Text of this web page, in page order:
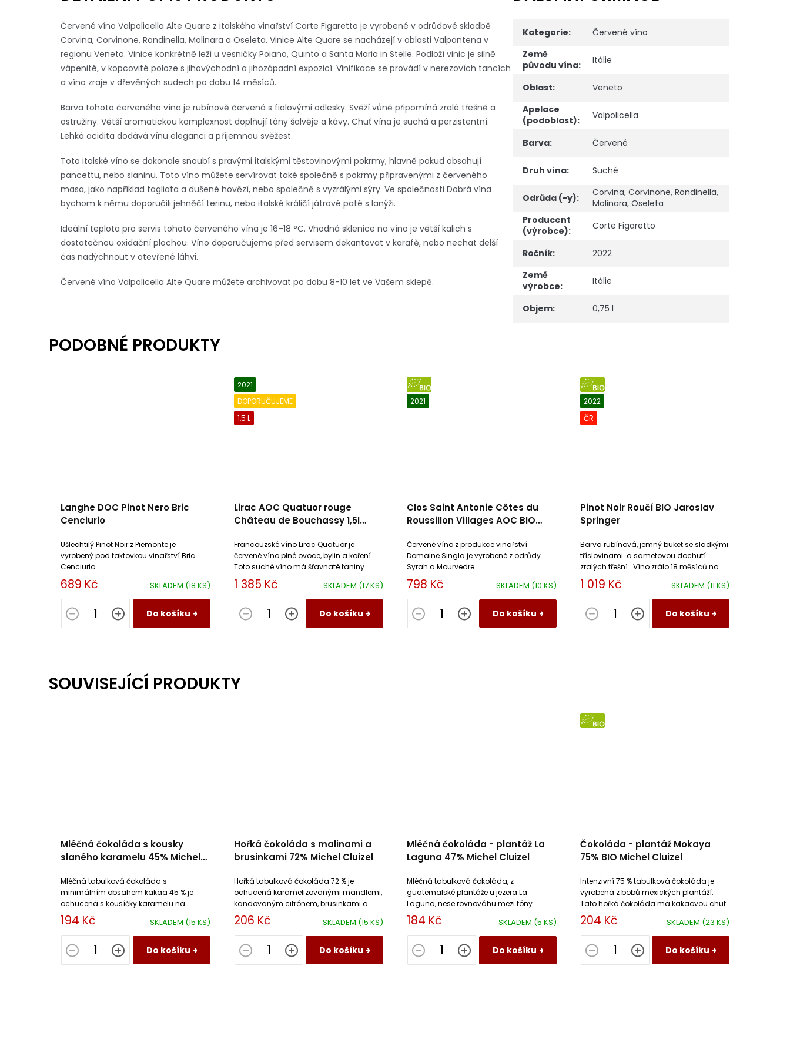
Červené víno Valpolicella Alte Quare z italského vinařství Corte Figaretto je vyrobené v odrůdové skladbě
Corvina, Corvinone, Rondinella, Molinara a Oseleta. Vinice Alte Quare se nacházejí v oblasti Valpantena v
regionu Veneto. Vinice konkrétně leží u vesničky Poiano, Quinto a Santa Maria in Stelle. Podloží vinic je silně
vápenité, v kopcovité poloze s jihovýchodní a jihozápadní expozicí. Vinifikace se provádí v nerezovích tancích
a víno zraje v dřevěných sudech po dobu 14 měsíců.
Barva tohoto červeného vína je rubínově červená s fialovými odlesky. Svěží vůně připomíná zralé třešně a
ostružiny. Větší aromatickou komplexnost doplňují tóny šalvěje a kávy. Chuť vína je suchá a perzistentní.
Lehká acidita dodává vínu eleganci a příjemnou svěžest.
Toto italské víno se dokonale snoubí s pravými italskými těstovinovými pokrmy, hlavně pokud obsahují
pancettu, nebo slaninu. Toto víno můžete servírovat také společně s pokrmy připravenými z červeného
masa, jako například tagliata a dušené hovězí, nebo společně s vyzrálými sýry. Ve společnosti Dobrá vína
bychom k němu doporučili jehněčí terinu, nebo italské králičí játrové paté s lanýži.
Ideální teplota pro servis tohoto červeného vína je 16–18 °C. Vhodná sklenice na víno je větší kalich s
dostatečnou oxidační plochou. Víno doporučujeme před servisem dekantovat v karafě, nebo nechat delší
čas nadýchnout v otevřené láhvi.
Červené víno Valpolicella Alte Quare můžete archivovat po dobu 8-10 let ve Vašem sklepě.
Kategorie:
Červené víno
Země
původu vína: Itálie
Oblast:
Veneto
Apelace
(podoblast): Valpolicella
Barva: Červené
Druh vína: Suché
Odrůda (-y): Corvina, Corvinone, Rondinella,
Molinara, Oseleta
Producent
(výrobce): Corte Figaretto
Ročník:
2022
Země
výrobce: Itálie
Objem: 0,75 l
Langhe DOC Pinot Nero Bric
Cenciurio
SKLADEM (18 KS)
689 Kč
Do košíku
Ušlechtilý Pinot Noir z Piemonte je
vyrobený pod taktovkou vinařství Bric
Cenciurio.
2021
DOPORUČUJEME
1,5 L
Lirac AOC Quatuor rouge
Château de Bouchassy 1,5l
SKLADEM (17 KS)
1 385 Kč
Do košíku
Francouzské víno Lirac Quatuor je
červené víno plné ovoce, bylin a koření.
Toto suché víno má šťavnaté taniny
doprovázené lanýžovou dochutí
v závěru.
BIO
2021
Clos Saint Antonie Côtes du
Roussillon Villages AOC BIO
SKLADEM (10 KS)
798 Kč
Do košíku
Červené víno z produkce vinařství
Domaine Singla je vyrobené z odrůdy
Syrah a Mourvedre.
BIO
2022
ČR
Pinot Noir Roučí BIO Jaroslav
Springer
SKLADEM (11 KS)
1 019 Kč
Do košíku
Barva rubínová, jemný buket se sladkými
tříslovinami a sametovou dochutí
zralých třešní . Víno zrálo 18 měsíců na
sudech.
SOUVISEJÍCÍ PRODUKTY
Mléčná čokoláda s kousky
slaného karamelu 45% Michel
SKLADEM (15 KS)
194 Kč
Do košíku
Mléčná tabulková čokoláda s
minimálním obsahem kakaa 45 % je
ochucená s kousíčky karamelu na
slaném másle.
Hořká čokoláda s malinami a
brusinkami 72% Michel Cluizel
SKLADEM (15 KS)
206 Kč
Do košíku
Hořká tabulková čokoláda 72 % je
ochucená karamelizovanými mandlemi,
kandovaným citrónem, brusinkami a
sušenými malinami.
Mléčná čokoláda - plantáž La
Laguna 47% Michel Cluizel
SKLADEM (5 KS)
184 Kč
Do košíku
Mléčná tabulková čokoláda, z
guatemalské plantáže u jezera La
Laguna, nese rovnováhu mezi tóny
cappuccina a horké čokolády s tóny
lískových ořechů a toastu.
Čokoláda - plantáž Mokaya
75% BIO Michel Cluizel
SKLADEM (23 KS)
204 Kč
Do košíku
Intenzivní 75 % tabulková čokoláda je
vyrobená z bobů mexických plantáží.
Tato hořká čokoláda má kakaovou chutí
s dochutí čerstvého a sušeného
exotického ovoce.
Z